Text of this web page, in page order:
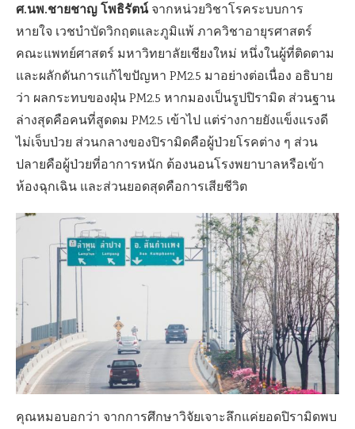
ศ.นพ.ชายชาญ โพธิรัตน์จากหน่วยวิชาโรคระบบการ
หายใจ เวชบำบัดวิกฤตและภูมิแพ้ ภาควิชาอายุรศาสตร์
คณะแพทย์ศาสตร์ มหาวิทยาลัยเชียงใหม่ หนึ่งในผู้ที่ติดตาม
และผลักดันการแก้ไขปัญหา PM2.5 มาอย่างต่อเนื่อง อธิบาย
ว่า ผลกระทบของฝุ่น PM2.5 หากมองเป็นรูปปิรามิด ส่วนฐาน
ล่างสุดคือคนที่สูดดม PM2.5 เข้าไป แต่ร่างกายยังแข็งแรงดี
ไม่เจ็บป่วย ส่วนกลางของปิรามิดคือผู้ป่วยโรคต่าง ๆ ส่วน
ปลายคือผู้ป่วยที่อาการหนัก ต้องนอนโรงพยาบาลหรือเข้า
ห้องฉุกเฉิน และส่วนยอดสุดคือการเสียชีวิต
คุณหมอบอกว่า จากการศึกษาวิจัยเจาะลึกแค่ยอดปิรามิดพบ